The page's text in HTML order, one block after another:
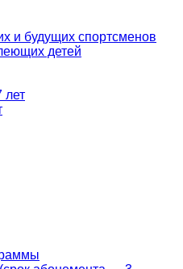
и будущих спортсменов
детей
лет